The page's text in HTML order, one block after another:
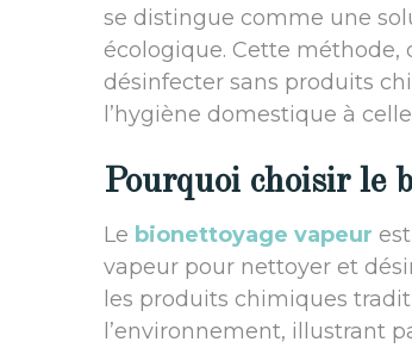
se distingue comme une
écologique. Cette méthode,
désinfecter sans produits
l’hygiène domestique à
Pourquoi choisir le
Le bionettoyage vapeur
vapeur pour nettoyer et
les produits chimiques
l’environnement, illustrant